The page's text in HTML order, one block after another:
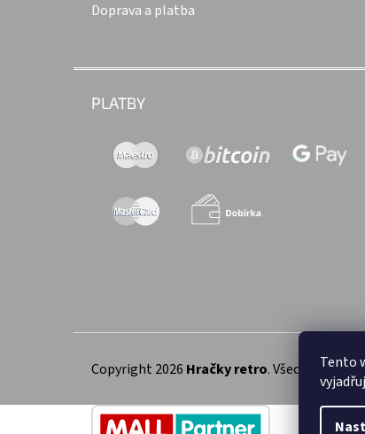
Tento
Doprava a platba
PLATBY
Copyright 2026 Hračky retro. Všechna